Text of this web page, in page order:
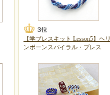
【学ブレスキット Lesson5】ヘリ
ンボーンスパイラル・ブレス